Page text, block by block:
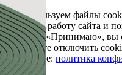
Мы используем файлы
улучшить работу сайта и
Нажимая «Принимаю», вы
Вы можете отключить
Подробнее: политика
cookie